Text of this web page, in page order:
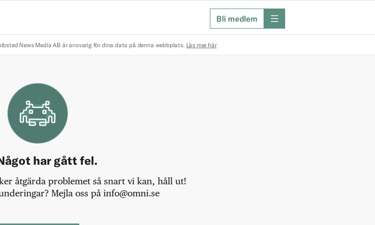
Bli medlem meny
News Media AB är ansvarig för dina data på denna webbplats. Läs mer här
har gått fel.
åtgärda problemet så snart vi kan, håll ut!
Mejla oss på info@omni.se